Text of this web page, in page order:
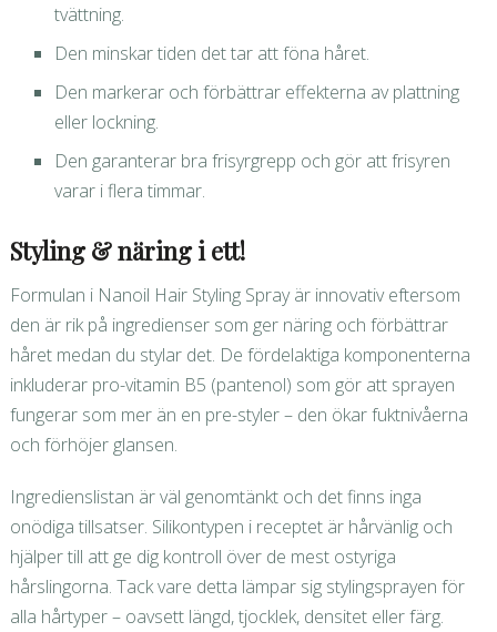
tvättning.
Den minskar tiden det tar att föna håret.
Den markerar och förbättrar effekterna av plattning
eller lockning.
Den garanterar bra frisyrgrepp och gör att frisyren
varar i flera timmar.
Styling & näring i ett!
Formulan i Nanoil Hair Styling Spray är innovativ eftersom
den är rik på ingredienser som ger näring och förbättrar
håret medan du stylar det. De fördelaktiga komponenterna
inkluderar pro-vitamin B5 (pantenol) som gör att sprayen
fungerar som mer än en pre-styler – den ökar fuktnivåerna
och förhöjer glansen.
Ingredienslistan är väl genomtänkt och det finns inga
onödiga tillsatser. Silikontypen i receptet är hårvänlig och
hjälper till att ge dig kontroll över de mest ostyriga
hårslingorna. Tack vare detta lämpar sig stylingsprayen för
alla hårtyper – oavsett längd, tjocklek, densitet eller färg.